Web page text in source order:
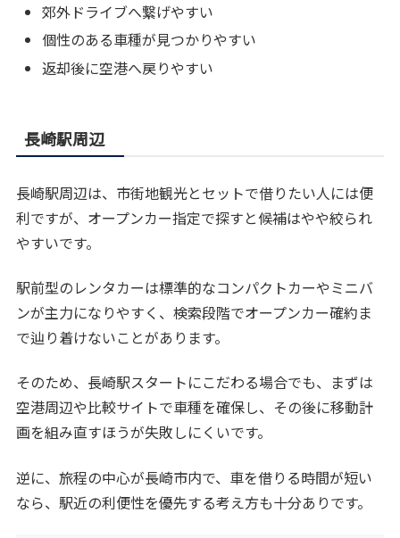
郊外ドライブへ繋げやすい
個性のある車種が見つかりやすい
返却後に空港へ戻りやすい
長崎駅周辺
長崎駅周辺は、市街地観光とセットで借りたい人には便
利ですが、オープンカー指定で探すと候補はやや絞られ
やすいです。
駅前型のレンタカーは標準的なコンパクトカーやミニバ
ンが主力になりやすく、検索段階でオープンカー確約ま
で辿り着けないことがあります。
そのため、長崎駅スタートにこだわる場合でも、まずは
空港周辺や比較サイトで車種を確保し、その後に移動計
画を組み直すほうが失敗しにくいです。
逆に、旅程の中心が長崎市内で、車を借りる時間が短い
なら、駅近の利便性を優先する考え方も十分ありです。